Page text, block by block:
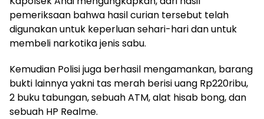
pemeriksaan bahwa hasil curian tersebut telah
digunakan untuk keperluan sehari-hari dan untuk
membeli narkotika jenis sabu.
Kemudian Polisi juga berhasil mengamankan, barang
bukti lainnya yakni tas merah berisi uang Rp220ribu,
2 buku tabungan, sebuah ATM, alat hisab bong, dan
sebuah HP Realme.